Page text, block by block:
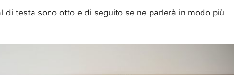
di testa sono otto e di seguito se ne parlerà in modo più